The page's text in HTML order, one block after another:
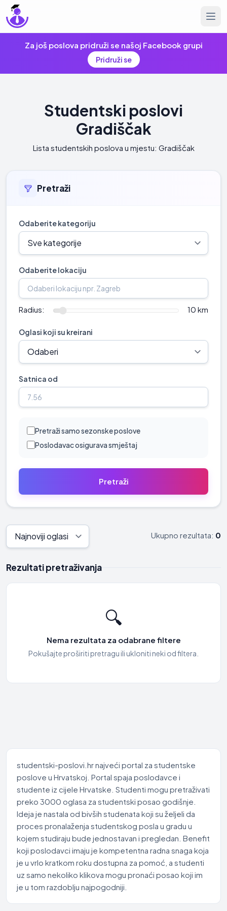
Za još poslova pridruži se našoj Facebook grupi
Pridruži se
Studentski poslovi
Gradiščak
Lista studentskih poslova u mjestu: Gradiščak
Pretraži
Odaberite kategoriju
Odaberite lokaciju
Radius: 10 km
Oglasi koji su kreirani
Satnica od
Pretraži samo sezonske poslove
Poslodavac osigurava smještaj
Ukupno rezultata: 0
Rezultati pretraživanja
🔍
Nema rezultata za odabrane filtere
Pokušajte proširiti pretragu ili ukloniti neki od filtera.
studentski-poslovi.hr najveći portal za studentske
poslove u Hrvatskoj. Portal spaja poslodavce i
studente iz cijele Hrvatske. Studenti mogu pretraživati
preko 3000 oglasa za studentski posao godišnje.
Ideja je nastala od bivših studenata koji su željeli da
proces pronalaženja studentskog posla u gradu u
kojem studiraju bude jednostavan i pregledan. Benefit
koji poslodavci imaju je kompetentna radna snaga koja
je u vrlo kratkom roku dostupna za pomoć, a studenti
uz samo nekoliko klikova mogu pronaći posao koji im
je u tom razdoblju najpogodniji.